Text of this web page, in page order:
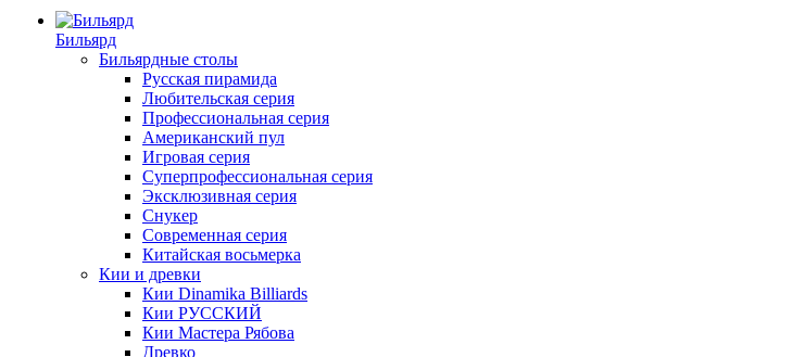
Бильярд
Бильярдные столы
Русская пирамида
Любительская серия
Профессиональная серия
Американский пул
Игровая серия
Суперпрофессиональная серия
Эксклюзивная серия
Снукер
Современная серия
Китайская восьмерка
Кии и древки
Кии Dinamika Billiards
Кии РУССКИЙ
Кии Мастера Рябова
Древко